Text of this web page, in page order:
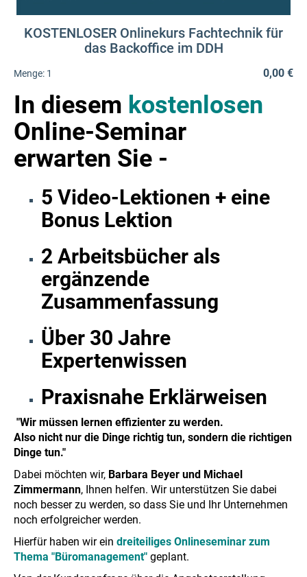
KOSTENLOSER Onlinekurs Fachtechnik für
das Backoffice im DDH
Menge: 1 0,00 €
In diesem kostenlosen
Online-Seminar
erwarten Sie -
5 Video-Lektionen​ + eine
Bonus Lektion
2 Arbeitsbücher als
ergänzende
Zusammenfassung
Über 30 Jahre
Expertenwissen
Praxisnahe Erklärweisen
"Wir müssen lernen effizienter zu werden.
Also nicht nur die Dinge richtig tun, sondern die richtigen
Dinge tun."
Dabei möchten wir, Barbara Beyer und Michael
Zimmermann, Ihnen helfen. Wir unterstützen Sie dabei
noch besser zu werden, so dass Sie und Ihr Unternehmen
noch erfolgreicher werden.
Hierfür haben wir ein dreiteiliges Onlineseminar zum
Thema "Büromanagement" geplant.